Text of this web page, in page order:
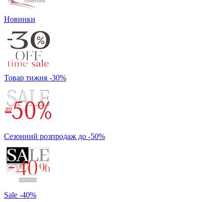
Новинки
Товар тижня -30%
Сезонний розпродаж до -50%
Sale -40%